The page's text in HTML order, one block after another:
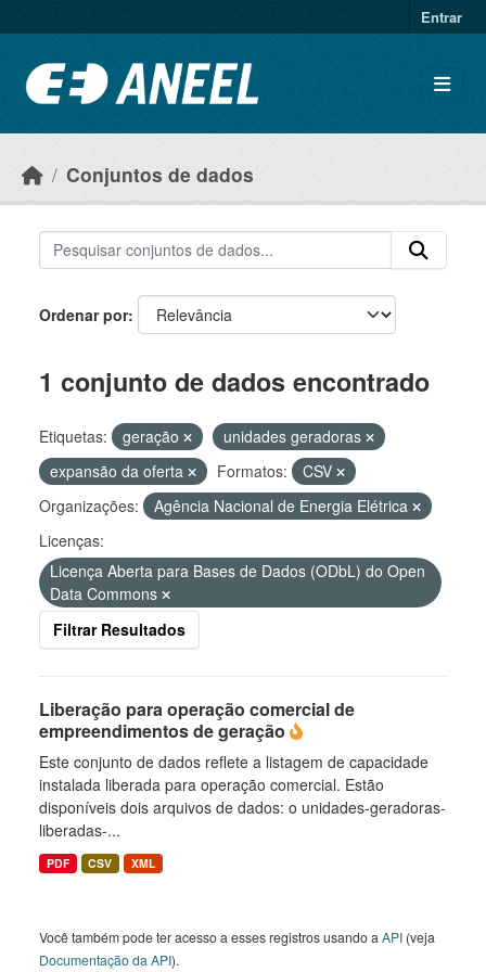
Entrar
Conjuntos de dados
Ordenar por
1 conjunto de dados encontrado
Etiquetas: geração
unidades geradoras
expansão da oferta
Formatos:
CSV
Organizações:
Agência Nacional de Energia Elétrica
Licenças:
Licença Aberta para Bases de Dados (ODbL) do Open
Data Commons
Filtrar Resultados
Liberação para operação comercial de
empreendimentos de geração
Este conjunto de dados reflete a listagem de capacidade
instalada liberada para operação comercial. Estão
disponíveis dois arquivos de dados: o unidades-geradoras-
liberadas-...
PDF CSV XML
Você também pode ter acesso a esses registros usando a API (veja
Documentação da API).